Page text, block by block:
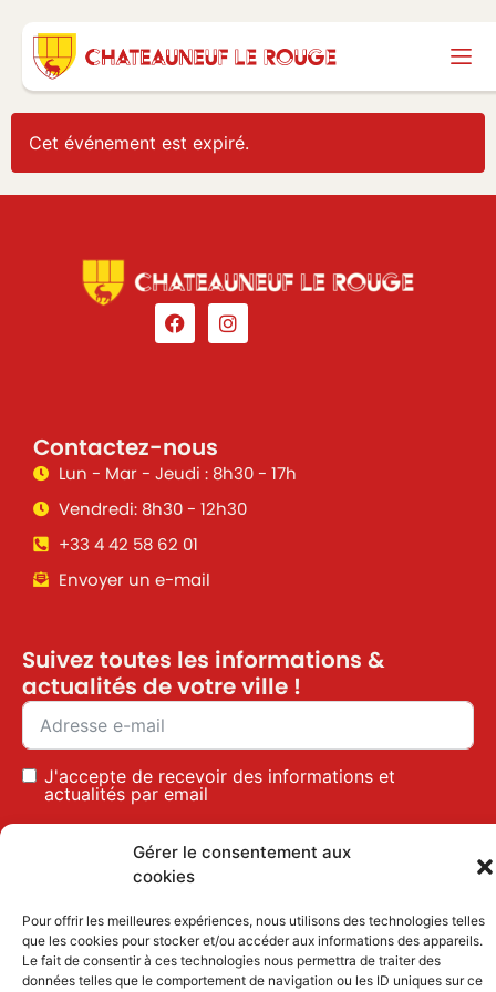
Gérer le consentement aux
cookies
Pour offrir les meilleures expériences, nous utilisons des technologies telles
que les cookies pour stocker et/ou accéder aux informations des appareils.
Le fait de consentir à ces technologies nous permettra de traiter des
données telles que le comportement de navigation ou les ID uniques sur ce
Cet événement est expiré.
Contactez-nous
Lun - Mar - Jeudi : 8h30 - 17h
Vendredi: 8h30 - 12h30
+33 4 42 58 62 01
Envoyer un e-mail
Suivez toutes les informations &
actualités de votre ville !
J'accepte de recevoir des informations et
actualités par email
Inscription
Mentions légales|Politique des cookies